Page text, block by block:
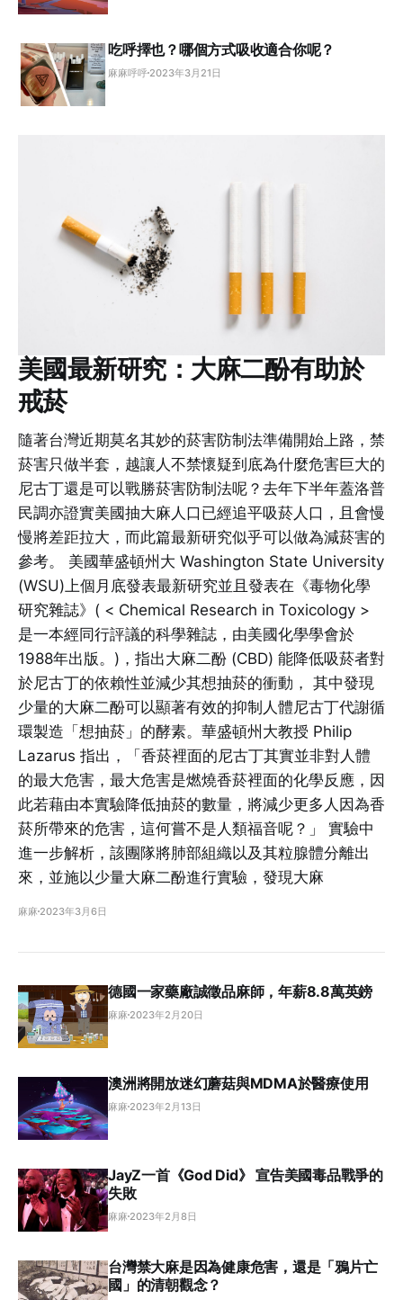
吃呼擇也？哪個方式吸收適合你呢？
麻麻呼呼 2023年3月21日
美國最新研究：大麻二酚有助於
戒菸
隨著台灣近期莫名其妙的菸害防制法準備開始上路，禁
菸害只做半套，越讓人不禁懷疑到底為什麼危害巨大的
尼古丁還是可以戰勝菸害防制法呢？去年下半年蓋洛普
民調亦證實美國抽大麻人口已經追平吸菸人口，且會慢
慢將差距拉大，而此篇最新研究似乎可以做為減菸害的
參考。 美國華盛頓州大 Washington State University
(WSU)上個月底發表最新研究並且發表在《毒物化學
研究雜誌》( < Chemical Research in Toxicology >
是一本經同行評議的科學雜誌，由美國化學學會於
1988年出版。)，指出大麻二酚 (CBD) 能降低吸菸者對
於尼古丁的依賴性並減少其想抽菸的衝動， 其中發現
少量的大麻二酚可以顯著有效的抑制人體尼古丁代謝循
環製造「想抽菸」的酵素。華盛頓州大教授 Philip
Lazarus 指出，「香菸裡面的尼古丁其實並非對人體
的最大危害，最大危害是燃燒香菸裡面的化學反應，因
此若藉由本實驗降低抽菸的數量，將減少更多人因為香
菸所帶來的危害，這何嘗不是人類福音呢？」 實驗中
進一步解析，該團隊將肺部組織以及其粒腺體分離出
來，並施以少量大麻二酚進行實驗，發現大麻
麻麻 2023年3月6日
德國一家藥廠誠徵品麻師，年薪8.8萬英鎊
麻麻 2023年2月20日
澳洲將開放迷幻蘑菇與MDMA於醫療使用
麻麻 2023年2月13日
JayZ一首《God Did》 宣告美國毒品戰爭的
失敗
麻麻 2023年2月8日
台灣禁大麻是因為健康危害，還是「鴉片亡
國」的清朝觀念？